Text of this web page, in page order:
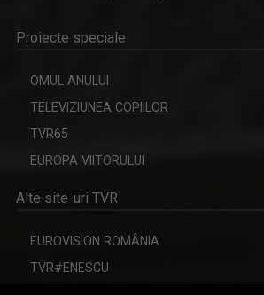
Şi-a dorit de mic să le vorbească oamenilor ...
Proiecte speciale
OMUL ANULUI
TELEVIZIUNEA COPIILOR
TVR65
EUROPA VIITORULUI
Alte site-uri TVR
EUROVISION ROMÂNIA
TVR#ENESCU